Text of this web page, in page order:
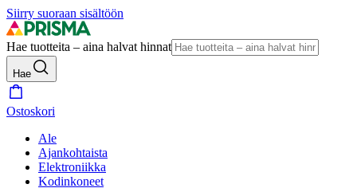
Siirry suoraan sisältöön
Hae tuotteita – aina halvat hinnat
Hae
Ostoskori
Ale
Ajankohtaista
Elektroniikka
Kodinkoneet